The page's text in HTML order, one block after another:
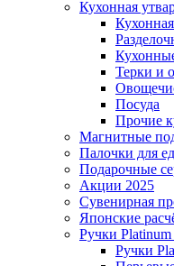
Кухонная
Терки и
Посуда
Прочие
Магнитные
Палочки для
Подарочные
Акции 2025
Сувенирная
Японские
Ручки Platinum
Ручки